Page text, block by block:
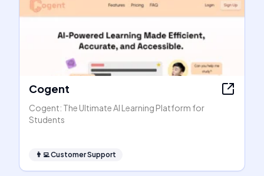
Cogent
Cogent: The Ultimate AI Learning Platform for
Students
👨‍💻Customer Support